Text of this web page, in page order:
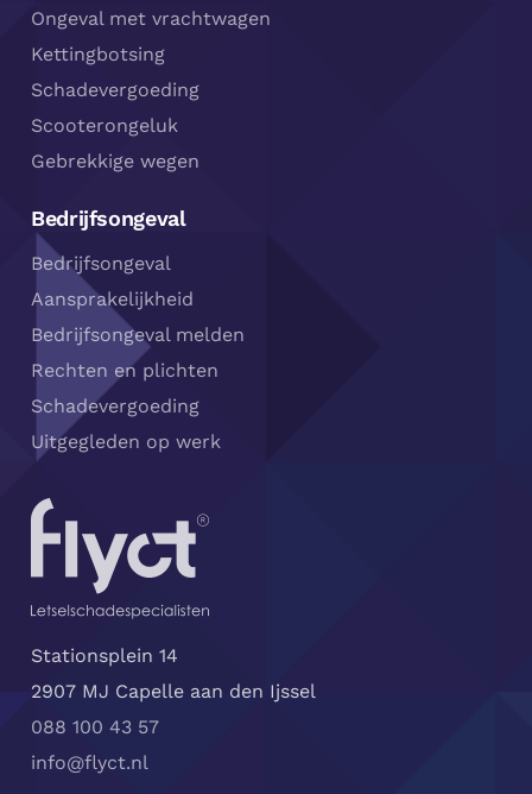
Ongeval met vrachtwagen
Kettingbotsing
Schadevergoeding
Scooterongeluk
Gebrekkige wegen
Bedrijfsongeval
Bedrijfsongeval
Aansprakelijkheid
Bedrijfsongeval melden
Rechten en plichten
Schadevergoeding
Uitgegleden op werk
Stationsplein 14
2907 MJ Capelle aan den Ijssel
088 100 43 57
info@flyct.nl